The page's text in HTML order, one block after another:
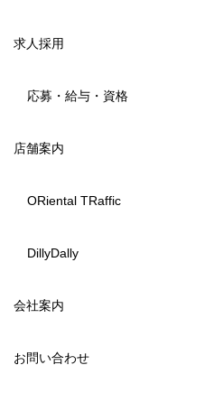
求人採用
応募・給与・資格
店舗案内
ORiental TRaffic
DillyDally
会社案内
お問い合わせ